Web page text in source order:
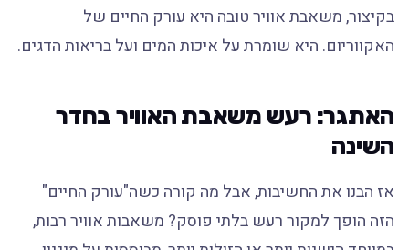
בקיצור, משאבת אוויר טובה היא עורק החיים של
האקווריום. היא שומרת על איכות המים ועל בריאות הדגים.
האתגר: רעש משאבת האוויר בחדר
השינה
אז הבנו את החשיבות, אבל מה קורה כשה"עורק החיים"
הזה הופך למקור רעש בלתי פוסק? משאבות אוויר רבות,